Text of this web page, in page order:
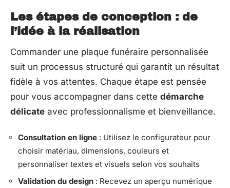
Les étapes de conception : de
l’idée à la réalisation
Commander une plaque funéraire personnalisée
suit un processus structuré qui garantit un résultat
fidèle à vos attentes. Chaque étape est pensée
pour vous accompagner dans cette démarche
délicate avec professionnalisme et bienveillance.
Consultation en ligne : Utilisez le configurateur pour
choisir matériau, dimensions, couleurs et
personnaliser textes et visuels selon vos souhaits
Validation du design : Recevez un aperçu numérique